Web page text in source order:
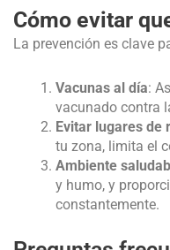
Cómo evitar
La prevención es clave
Vacunas al día:
vacunado contra
Evitar lugares de
tu zona, limita el
Ambiente
y humo, y
constantemente.